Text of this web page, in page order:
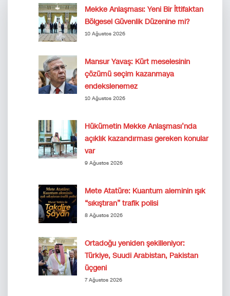
Mekke Anlaşması: Yeni Bir İttifaktan
Bölgesel Güvenlik Düzenine mi?
10 Ağustos 2026
Mansur Yavaş: Kürt meselesinin
çözümü seçim kazanmaya
endekslenemez
10 Ağustos 2026
Hükümetin Mekke Anlaşması’nda
açıklık kazandırması gereken konular
var
9 Ağustos 2026
Mete Atatüre: Kuantum aleminin ışık
“sıkıştıran” trafik polisi
8 Ağustos 2026
Ortadoğu yeniden şekilleniyor:
Türkiye, Suudi Arabistan, Pakistan
üçgeni
7 Ağustos 2026